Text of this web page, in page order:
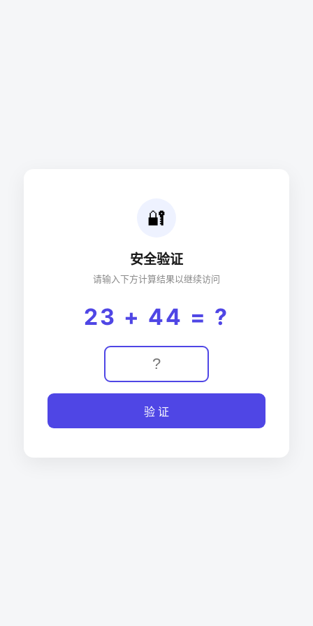
🔐
安全验证
请输入下方计算结果以继续访问
23 + 44 = ?
验 证